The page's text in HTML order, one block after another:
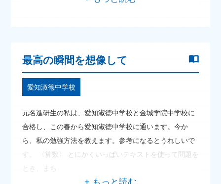
最高の瞬間を想像して
愛知淑徳中学校
元名進研生の私は、愛知淑徳中学校と金城学院中学校に
合格し、この春から愛知淑徳中学校に通います。今か
ら、私の勉強方法を教えます。参考になるとうれしいで
す。 〈算数〉 とにかくいっぱいテキストを使って問題を
とき、まち